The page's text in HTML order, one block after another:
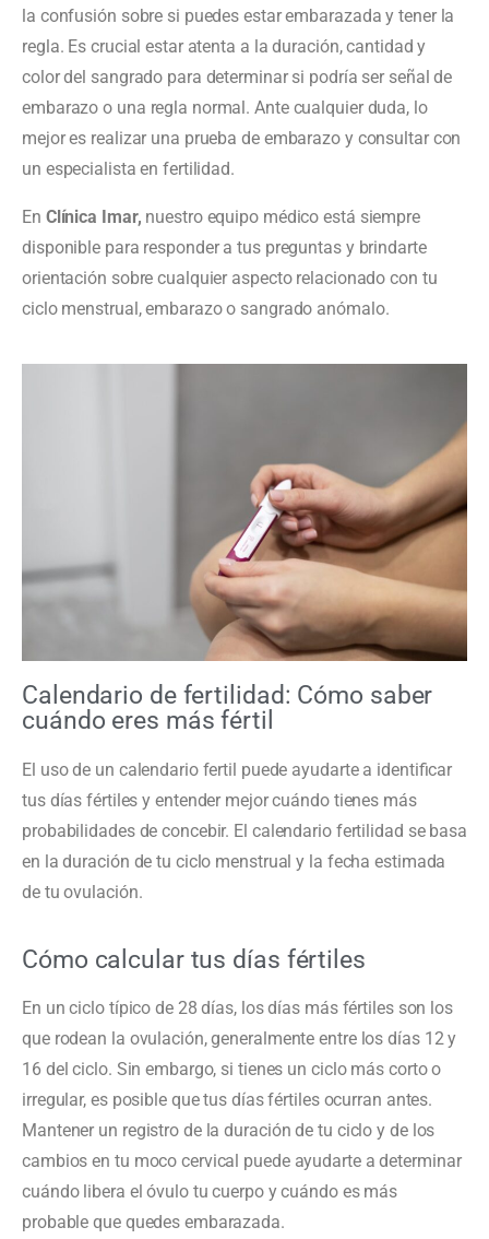
la confusión sobre si puedes estar embarazada y tener la
regla. Es crucial estar atenta a la duración, cantidad y
color del sangrado para determinar si podría ser señal de
embarazo o una regla normal. Ante cualquier duda, lo
mejor es realizar una prueba de embarazo y consultar con
un especialista en fertilidad.
En Clínica Imar, nuestro equipo médico está siempre
disponible para responder a tus preguntas y brindarte
orientación sobre cualquier aspecto relacionado con tu
ciclo menstrual, embarazo o sangrado anómalo.
Calendario de fertilidad: Cómo saber
cuándo eres más fértil
El uso de un calendario fertil puede ayudarte a identificar
tus días fértiles y entender mejor cuándo tienes más
probabilidades de concebir. El calendario fertilidad se basa
en la duración de tu ciclo menstrual y la fecha estimada
de tu ovulación.
Cómo calcular tus días fértiles
En un ciclo típico de 28 días, los días más fértiles son los
que rodean la ovulación, generalmente entre los días 12 y
16 del ciclo. Sin embargo, si tienes un ciclo más corto o
irregular, es posible que tus días fértiles ocurran antes.
Mantener un registro de la duración de tu ciclo y de los
cambios en tu moco cervical puede ayudarte a determinar
cuándo libera el óvulo tu cuerpo y cuándo es más
probable que quedes embarazada.